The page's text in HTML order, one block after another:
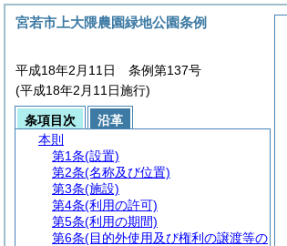
宮若市上大隈農園緑地公園条例
平成18年2月11日 条例第137号
(平成18年2月11日施行)
条項目次
沿革
本則
第1条(設置)
第2条(名称及び位置)
第3条(施設)
第4条(利用の許可)
第5条(利用の期間)
第6条(目的外使用及び権利の譲渡等の